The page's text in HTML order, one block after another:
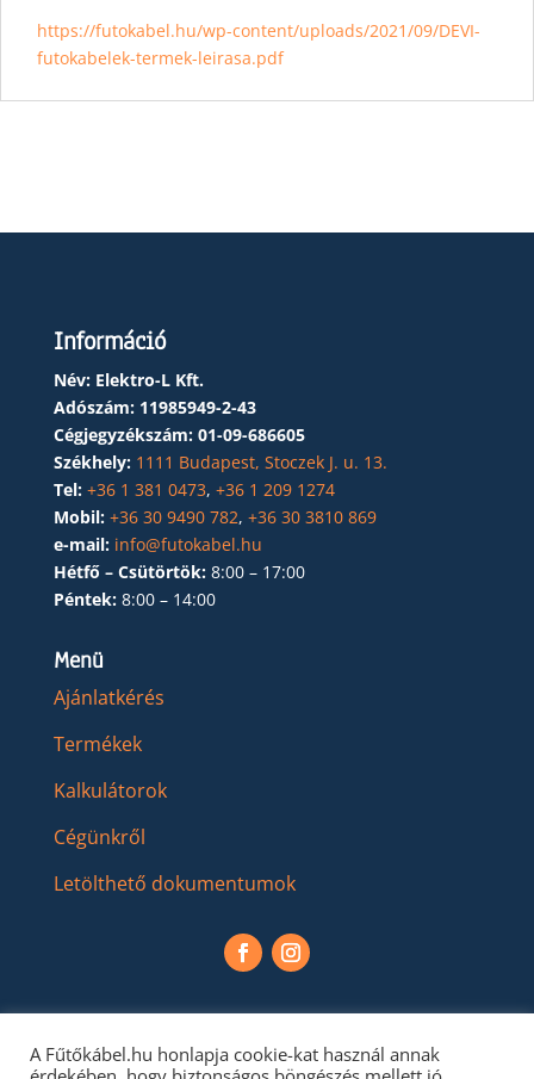
https://futokabel.hu/wp-content/uploads/2021/09/DEVI-
futokabelek-termek-leirasa.pdf
Információ
Név: Elektro-L Kft.
Adószám: 11985949-2-43
Cégjegyzékszám: 01-09-686605
Székhely: 1111 Budapest, Stoczek J. u. 13.
Tel: +36 1 381 0473, +36 1 209 1274
Mobil: +36 30 9490 782, +36 30 3810 869
e-mail: info@futokabel.hu
Hétfő – Csütörtök: 8:00 – 17:00
Péntek: 8:00 – 14:00
Menü
Ajánlatkérés
Termékek
Kalkulátorok
Cégünkről
Letölthető dokumentumok
A Fűtőkábel.hu honlapja cookie-kat használ annak